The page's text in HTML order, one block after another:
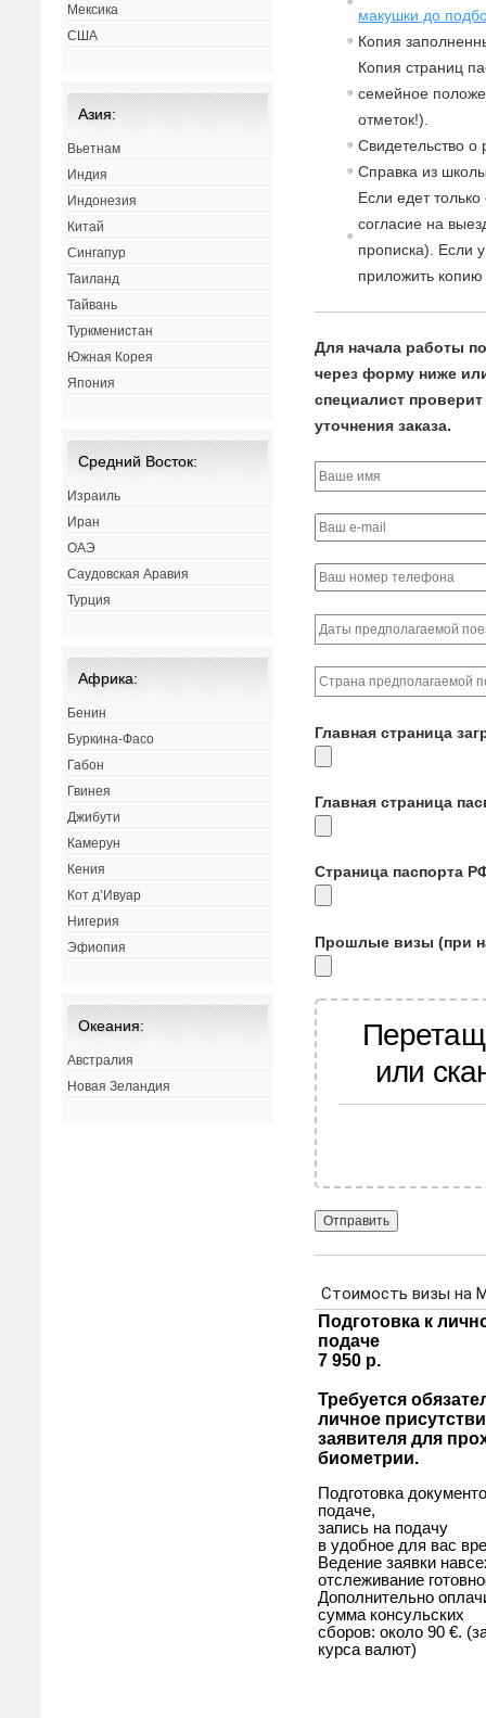
макушки до
Копия
Копия страниц
семейное
отметок!).
Свидетельство о
Справка из
Если едет
согласие на в
прописка). Если
приложить
Для начала работы
через форму ниже
специалист
уточнения заказа.
Главная страница
Главная страница
Страница паспорта
Прошлые визы (при
или
Мексика
США
Азия:
Вьетнам
Индия
Индонезия
Китай
Сингапур
Таиланд
Тайвань
Туркменистан
Южная Корея
Япония
Средний Восток:
Израиль
Иран
ОАЭ
Саудовская Аравия
Турция
Африка:
Бенин
Буркина-Фасо
Габон
Гвинея
Джибути
Камерун
Кения
Кот д’Ивуар
Нигерия
Эфиопия
Океания:
Австралия
Новая Зеландия